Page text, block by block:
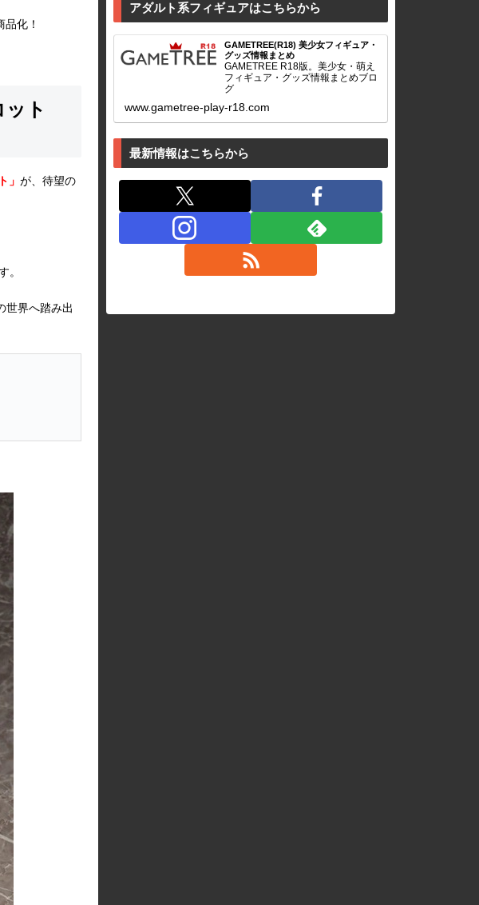
化！
ト
」 が、待望の
。
世界へ踏み出
アダルト系フィギュアはこちらから
GAMETREE(R18) 美少女フィギュア・
グッズ情報まとめ
GAMETREE R18版。美少女・萌え
フィギュア・グッズ情報まとめブロ
グ
www.gametree-play-r18.com
最新情報はこちらから